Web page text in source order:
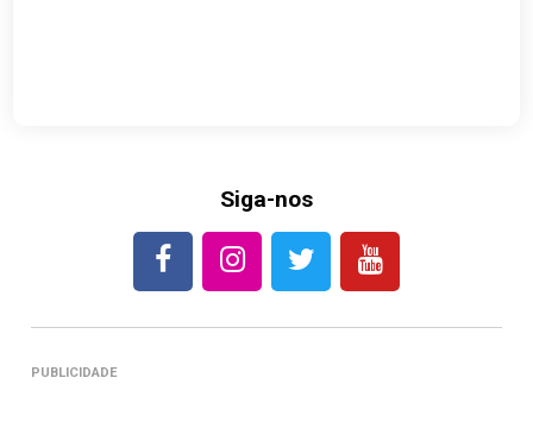
Siga-nos
PUBLICIDADE